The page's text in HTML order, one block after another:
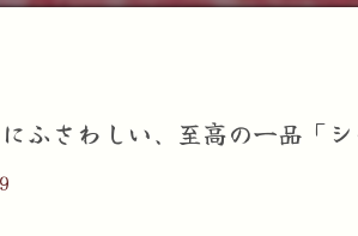
ふさわしい、至高の一品「シ